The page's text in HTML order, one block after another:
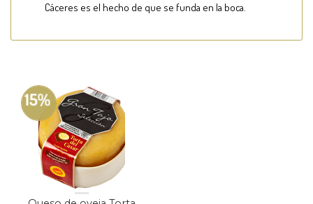
Cáceres es el hecho de que se funda en la boca.
15%